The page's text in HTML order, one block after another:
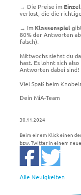
→ Die Preise im
verlost, die die
→ Im Klassenspiel
80% der Antworten
falsch).
Mittwochs siehst du
hast. Es lohnt sich
Antworten dabei sind!
Viel Spaß beim
Dein MiA-Team
30.11.2024
Beim einem Klick einen
bzw. Twitter in einem
Alle Neuigkeiten